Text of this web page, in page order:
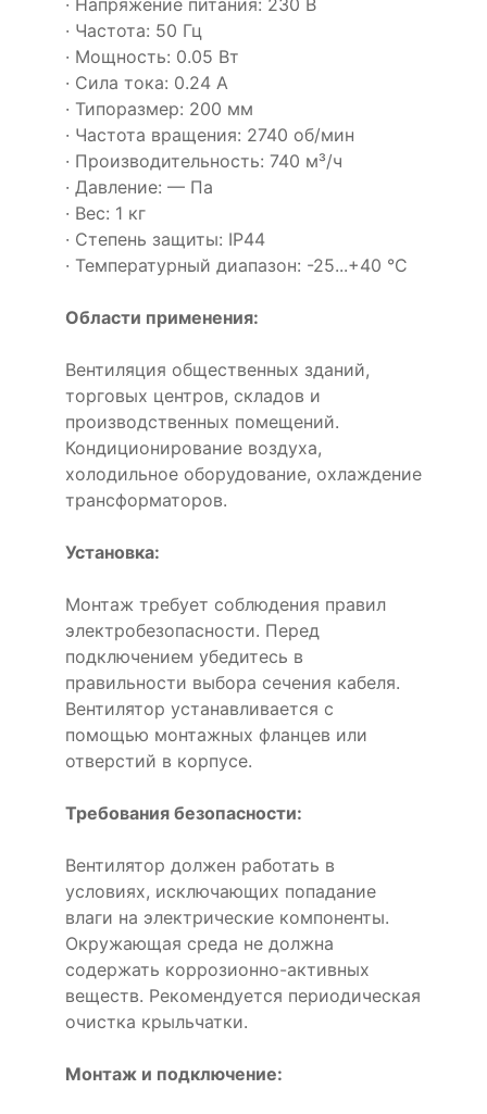
· Напряжение питания: 230 В
· Частота: 50 Гц
· Мощность: 0.05 Вт
· Сила тока: 0.24 А
· Типоразмер: 200 мм
· Частота вращения: 2740 об/мин
· Производительность: 740 м³/ч
· Давление: — Па
· Вес: 1 кг
· Степень защиты: IP44
· Температурный диапазон: -25...+40 °C
Области применения:
Вентиляция общественных зданий,
торговых центров, складов и
производственных помещений.
Кондиционирование воздуха,
холодильное оборудование, охлаждение
трансформаторов.
Установка:
Монтаж требует соблюдения правил
электробезопасности. Перед
подключением убедитесь в
правильности выбора сечения кабеля.
Вентилятор устанавливается с
помощью монтажных фланцев или
отверстий в корпусе.
Требования безопасности:
Вентилятор должен работать в
условиях, исключающих попадание
влаги на электрические компоненты.
Окружающая среда не должна
содержать коррозионно-активных
веществ. Рекомендуется периодическая
очистка крыльчатки.
Монтаж и подключение: